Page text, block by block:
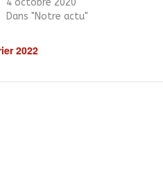
4 octobre 2020
Dans "Notre actu"
2022